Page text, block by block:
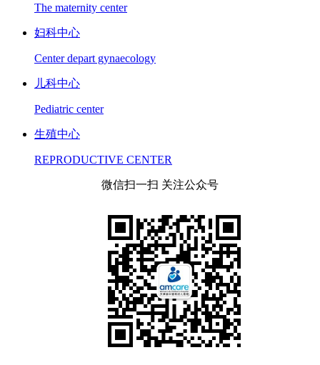
The maternity center
妇科中心
Center depart gynaecology
儿科中心
Pediatric center
生殖中心
REPRODUCTIVE CENTER
微信扫一扫 关注公众号